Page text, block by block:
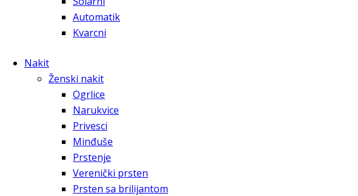
Automatik
Kvarcni
Nakit
Ženski nakit
Ogrlice
Narukvice
Privesci
Minđuše
Prstenje
Verenički prsten
Prsten sa brilijantom